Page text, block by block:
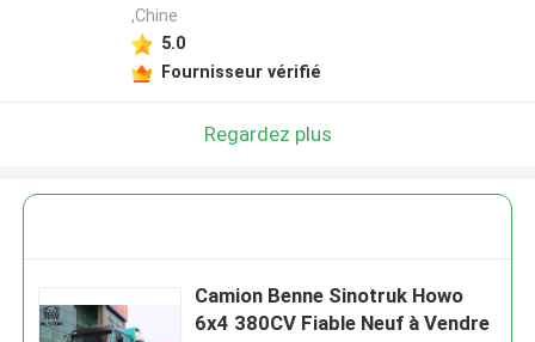
,Chine
5.0
Fournisseur vérifié
Regardez plus
Camion Benne Sinotruk Howo
6x4 380CV Fiable Neuf à Vendre